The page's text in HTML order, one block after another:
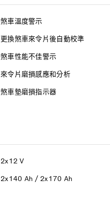
煞車溫度警示
更換煞車來令片後自動校準
煞車性能不佳警示
來令片磨損感應和分析
煞車墊磨損指示器
2x12 V
2x140 Ah / 2x170 Ah